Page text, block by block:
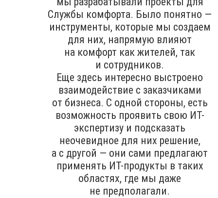
Службы комфорта. Было понятно —
инструменты, которые мы создаем
для них, напрямую влияют
на комфорт как жителей, так
и сотрудников.
Еще здесь интересно выстроено
взаимодействие с заказчиками
от бизнеса. С одной стороны, есть
возможность проявить свою ИТ-
экспертизу и подсказать
неочевидное для них решение,
а с другой — они сами предлагают
применять ИТ-продукты в таких
областях, где мы даже
не предполагали.